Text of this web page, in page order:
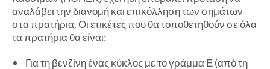
αναλάβει την διανομή και επικόλληση των σημάτων
στα πρατήρια. Οι ετικέτες που θα τοποθετηθούν σε όλα
τα πρατήρια θα είναι:
• Για τη βενζίνη ένας κύκλος με το γράμμα Ε (από τη